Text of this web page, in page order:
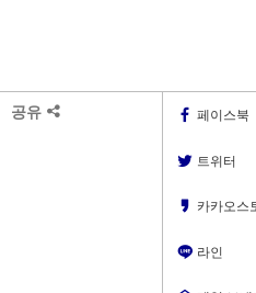
공유 페이스북
트위터
카카오스
라인